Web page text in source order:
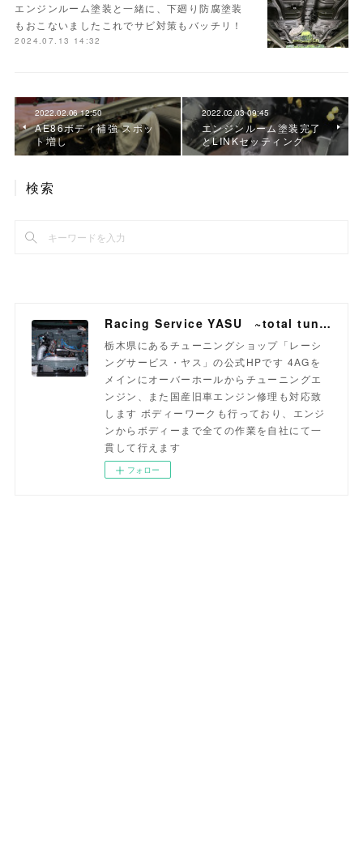
エンジンルーム塗装と一緒に、下廻り防腐塗装
もおこないましたこれでサビ対策もバッチリ！
2024.07.13 14:32
2022.02.06 12:50
AE86ボディ補強 スポッ
ト増し
2022.02.03 09:45
エンジンルーム塗装完了
とLINKセッティング
検索
Racing Service YASU ~total tuning proshop~
栃木県にあるチューニングショップ「レーシ
ングサービス・ヤス」の公式HPです 4AGを
メインにオーバーホールからチューニングエ
ンジン、また国産旧車エンジン修理も対応致
します ボディーワークも行っており、エンジ
ンからボディーまで全ての作業を自社にて一
貫して行えます
フォロー